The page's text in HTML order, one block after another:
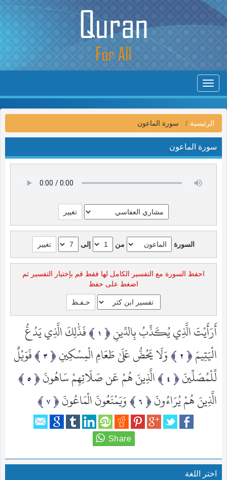
Toggle
navigation
الرئيسية سورة الماعون
سورة الماعون
السورة من إلى
احفظ السورة مع التفسير الكامل لها فقط قم بإختيار التفسير ثم
اضغط على حفظ
أَرَأَيْتَ الَّذِي يُكَذِّبُ بِالدِّينِ
فَذَٰلِكَ الَّذِي يَدُعُّ
الْيَتِيمَ
وَلَا يَحُضُّ عَلَىٰ طَعَامِ الْمِسْكِينِ
فَوَيْلٌ
لِّلْمُصَلِّينَ
الَّذِينَ هُمْ عَن صَلَاتِهِمْ سَاهُونَ
الَّذِينَ هُمْ يُرَاءُونَ
وَيَمْنَعُونَ الْمَاعُونَ
اختر اللغة